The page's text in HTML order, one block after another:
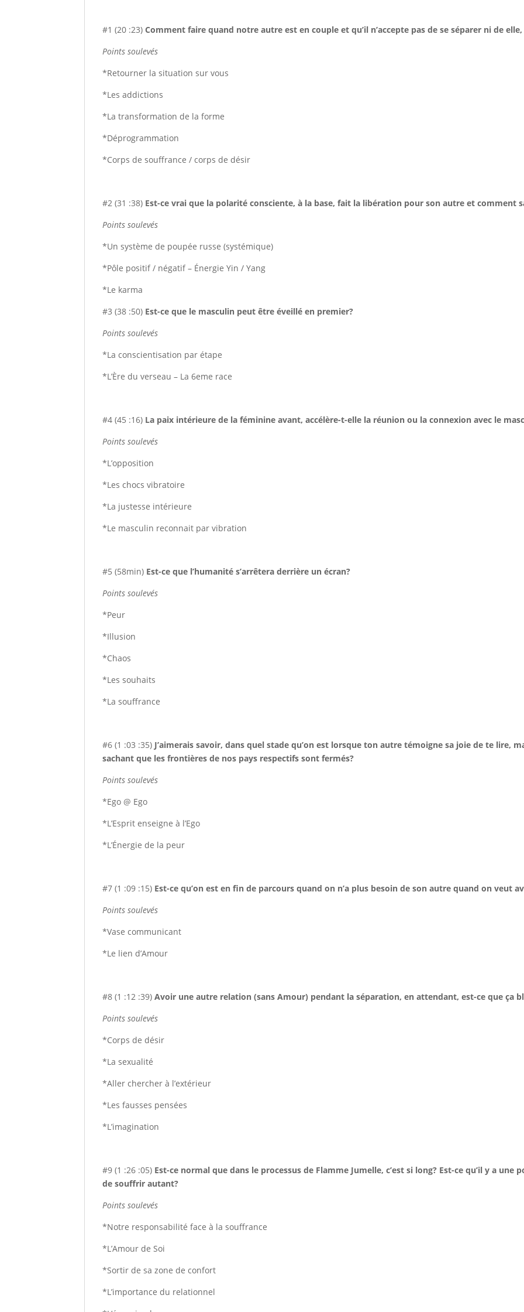
#1 (20 :23)Comment faire quand notre autre est en couple et qu’il n’accepte pas de se séparer ni de
Points soulevés
*Retourner la situation sur vous
*Les addictions
*La transformation de la forme
*Déprogrammation
*Corps de souffrance / corps de désir
#2 (31 :38) Est-ce vrai que la polarité consciente, à la base, fait la libération pour son autre et comment
Points soulevés
*Un système de poupée russe (systémique)
*Pôle positif / négatif – Énergie Yin / Yang
*Le karma
#3 (38 :50) Est-ce que le masculin peut être éveillé en premier?
Points soulevés
*La conscientisation par étape
*L’Ère du verseau – La 6eme race
#4 (45 :16) La paix intérieure de la féminine avant, accélère-t-elle la réunion ou la connexion avec le
Points soulevés
*L’opposition
*Les chocs vibratoire
*La justesse intérieure
*Le masculin reconnait par vibration
#5 (58min) Est-ce que l’humanité s’arrêtera derrière un écran?
Points soulevés
*Peur
*Illusion
*Chaos
*Les souhaits
*La souffrance
#6 (1 :03 :35) J’aimerais savoir, dans quel stade qu’on est lorsque ton autre témoigne sa joie de te lire,
sachant que les frontières de nos pays respectifs sont fermés?
Points soulevés
*Ego @ Ego
*L’Esprit enseigne à l’Ego
*L’Énergie de la peur
#7 (1 :09 :15) Est-ce qu’on est en fin de parcours quand on n’a plus besoin de son autre quand on veut
Points soulevés
*Vase communicant
*Le lien d’Amour
#8 (1 :12 :39)Avoir une autre relation (sans Amour) pendant la séparation, en attendant, est-ce que ça
Points soulevés
*Corps de désir
*La sexualité
*Aller chercher à l’extérieur
*Les fausses pensées
*L’imagination
#9 (1 :26 :05) Est-ce normal que dans le processus de Flamme Jumelle, c’est si long? Est-ce qu’il y a
de souffrir autant?
Points soulevés
*Notre responsabilité face à la souffrance
*L’Amour de Soi
*Sortir de sa zone de confort
*L’importance du relationnel